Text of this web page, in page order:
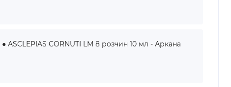
CORNUTI LM 8 розчин 10 мл - Аркана